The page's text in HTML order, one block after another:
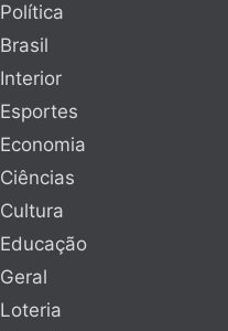
Política
Brasil
Interior
Esportes
Economia
Ciências
Cultura
Educação
Geral
Loteria